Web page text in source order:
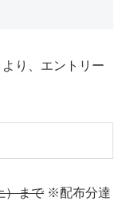
より、エントリー
）まで ※配布分達